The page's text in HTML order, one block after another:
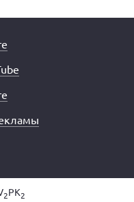
2PK2